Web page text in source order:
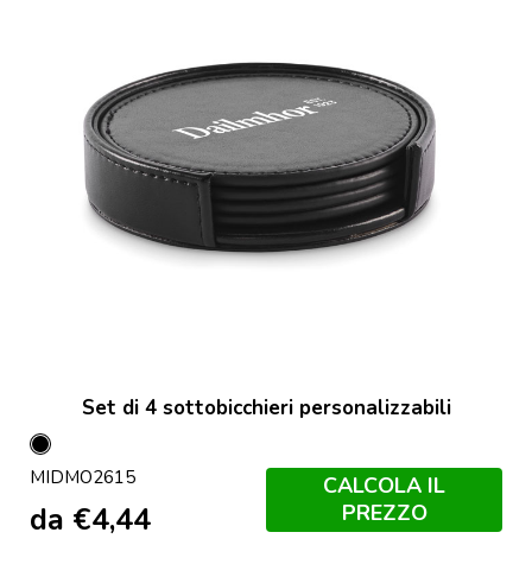
Set di 4 sottobicchieri personalizzabili
Nero
MIDMO2615
da €4,44
CALCOLA IL
PREZZO